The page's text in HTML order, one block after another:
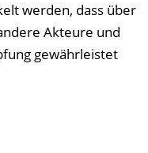
werden, dass über
Akteure und
gewährleistet